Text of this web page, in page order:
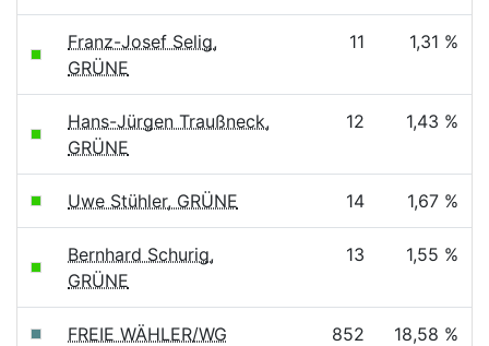
Franz-Josef Selig,
GRÜNE
11 1,31 %
Hans-Jürgen Traußneck,
GRÜNE
12 1,43 %
Uwe Stühler, GRÜNE 14 1,67 %
Bernhard Schurig,
GRÜNE
13 1,55 %
FREIE WÄHLER/WG 852 18,58 %